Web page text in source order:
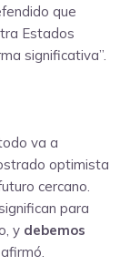
que
Estados
significativa”.
va a
optimista
cercano.
para
y debemos